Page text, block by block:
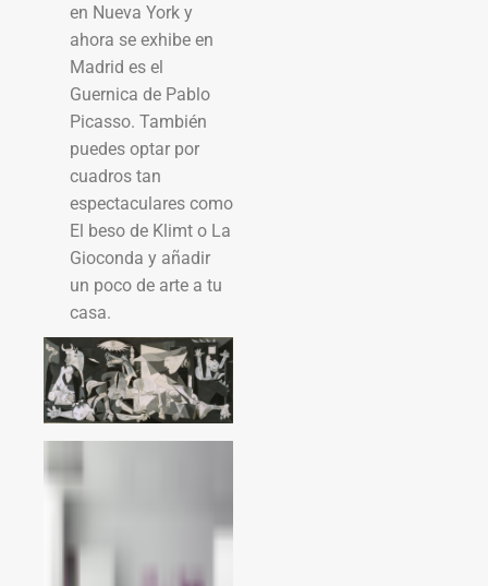
en Nueva York y
ahora se exhibe en
Madrid es el
Guernica de Pablo
Picasso. También
puedes optar por
cuadros tan
espectaculares como
El beso de Klimt o La
Gioconda y añadir
un poco de arte a tu
casa.